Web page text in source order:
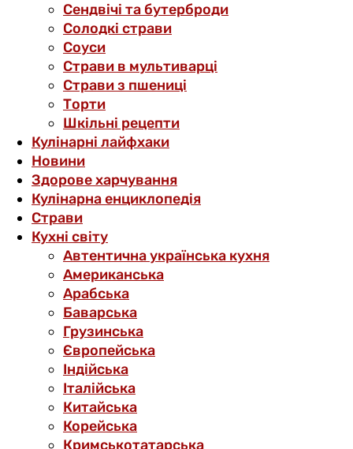
Сендвічі та бутерброди
Солодкі страви
Соуси
Страви в мультиварці
Страви з пшениці
Торти
Шкільні рецепти
Кулінарні лайфхаки
Новини
Здорове харчування
Кулінарна енциклопедія
Страви
Кухні світу
Автентична українська кухня
Американська
Арабська
Баварська
Грузинська
Європейська
Індійська
Італійська
Китайська
Корейська
Кримськотатарська